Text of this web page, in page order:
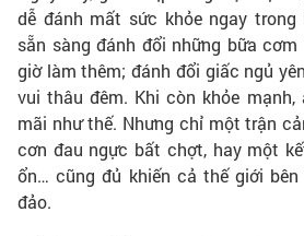
dễ đánh mất sức khỏe ngay
sẵn sàng đánh đổi những bữa
giờ làm thêm; đánh đổi giấc ngủ
vui thâu đêm. Khi còn khỏe
mãi như thế. Nhưng chỉ một trận
cơn đau ngực bất chợt, hay một
ổn… cũng đủ khiến cả thế giới
đảo.